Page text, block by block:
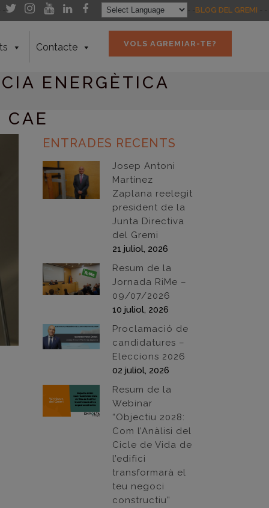
BLOG DEL GREMI
VOLS AGREMIAR-TE?
Contacte
ENERGÈTICA
CAE
ENTRADES RECENTS
Josep Antoni
Martínez
Zaplana reelegit
president de la
Junta Directiva
del Gremi
21 juliol, 2026
Resum de la
Jornada RiMe –
09/07/2026
10 juliol, 2026
Proclamació de
candidatures –
Eleccions 2026
02 juliol, 2026
Resum de la
Webinar
“Objectiu 2028:
Com l’Anàlisi del
Cicle de Vida de
l’edifici
transformarà el
teu negoci
constructiu”